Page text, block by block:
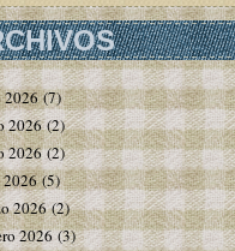
(7)
2026(2)
2026(2)
(5)
2026(2)
2026(3)